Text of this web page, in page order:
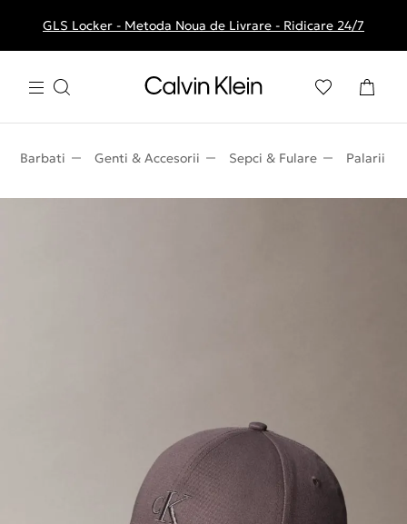
Livrare gratuita la comenzile de peste 250 RON
GLS Locker - Metoda Noua de Livrare - Ridicare 24/7
Barbati Genti & Accesorii Sepci & Fulare Palarii